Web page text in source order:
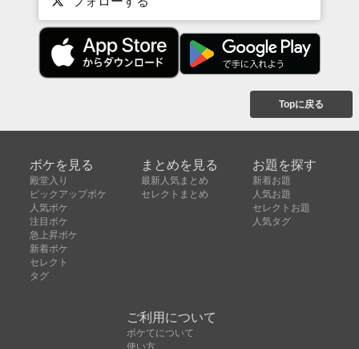
Topに戻る
ボケを見る
殿堂入り
ピックアップボケ
人気ボケ
注目ボケ
急上昇ボケ
新着ボケ
セレクト
タグ
まとめを見る
最新人気まとめ
セレクトまとめ
お題を探す
新着お題
人気お題
セレクトお題
人気タグ
ご利用について
ボケてについて
使い方